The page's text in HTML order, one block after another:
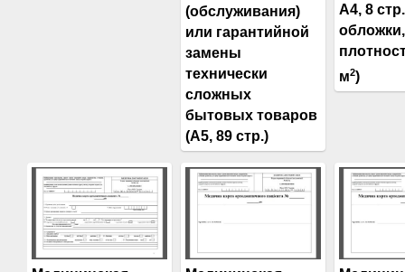
(обслуживания)
или гарантийной
замены
технически
сложных
бытовых товаров
(А5, 89 стр.)
А4, 8
м2)